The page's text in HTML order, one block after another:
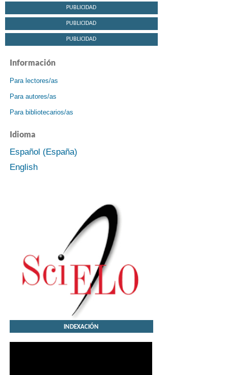
PUBLICIDAD
PUBLICIDAD
PUBLICIDAD
Información
Para lectores/as
Para autores/as
Para bibliotecarios/as
Idioma
Español (España)
English
INDEXACIÓN